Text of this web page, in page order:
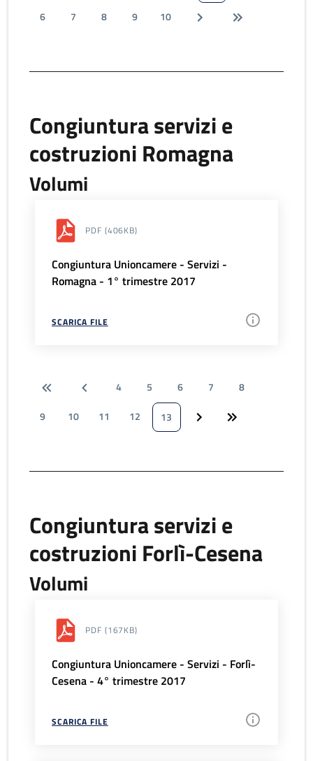
6
7 8 9 10
Congiuntura servizi e
costruzioni Romagna
Volumi
PDF (406KB)
Congiuntura Unioncamere - Servizi -
Romagna - 1° trimestre 2017
SCARICA FILE
4 5 6 7
8
9
10 11 12 13
Congiuntura servizi e
costruzioni Forlì-Cesena
Volumi
PDF (167KB)
Congiuntura Unioncamere - Servizi - Forlì-
Cesena - 4° trimestre 2017
SCARICA FILE